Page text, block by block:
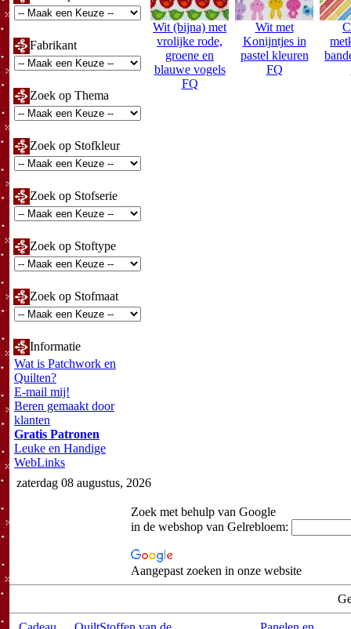
Fabrikant
Zoek op Thema
Zoek op Stofkleur
Zoek op Stofserie
Zoek op Stoftype
Zoek op Stofmaat
Informatie
Wat is Patchwork en
Quilten?
E-mail mij!
Beren gemaakt door
klanten
Gratis Patronen
Leuke en Handige
WebLinks
Wit (bijna) met
vrolijke rode,
groene en
blauwe vogels
FQ
Wit met
Konijntjes in
pastel kleuren
FQ
zaterdag 08 augustus, 2026
Zoek met behulp van Google
in de webshop van Gelrebloem:
Aangepast zoeken in onze website